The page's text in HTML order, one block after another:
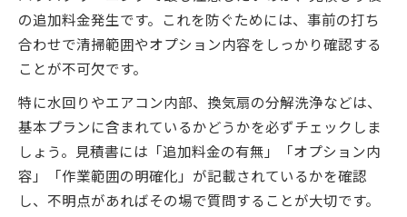
の追加料金発生です。これを防ぐためには、事前の打ち
合わせで清掃範囲やオプション内容をしっかり確認する
ことが不可欠です。
特に水回りやエアコン内部、換気扇の分解洗浄などは、
基本プランに含まれているかどうかを必ずチェックしま
しょう。見積書には「追加料金の有無」「オプション内
容」「作業範囲の明確化」が記載されているかを確認
し、不明点があればその場で質問することが大切です。